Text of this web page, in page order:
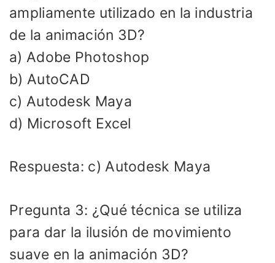
ampliamente utilizado en la industria
de la animación 3D?
a) Adobe Photoshop
b) AutoCAD
c) Autodesk Maya
d) Microsoft Excel
Respuesta: c) Autodesk Maya
Pregunta 3: ¿Qué técnica se utiliza
para dar la ilusión de movimiento
suave en la animación 3D?